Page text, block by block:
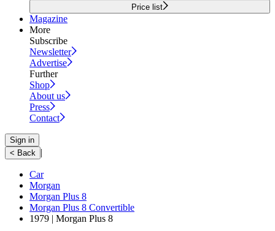
Price list
Magazine
More
Subscribe
Newsletter
Advertise
Further
Shop
About us
Press
Contact
Sign in
< Back |
Car
Morgan
Morgan Plus 8
Morgan Plus 8 Convertible
1979 | Morgan Plus 8